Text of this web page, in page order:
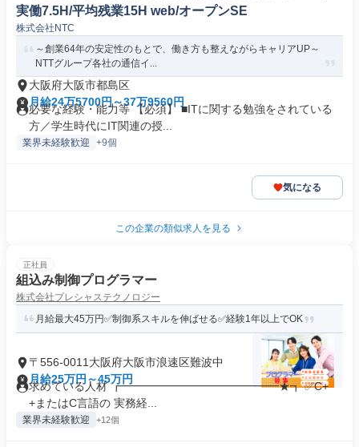
実働7.5H/平均残業15H web/オープンSE
株式会社NTC
～創業64年の安定性のもとで、働き方も整えながらキャリアUP～
NTTグループ各社の通信イ...
大阪府大阪市都島区
月給24万5700円～37万9560円
必要な経験・能力等 【必須】 ■ITに関する勉強をされている
方／学生時代にIT関連の授...
業界未経験歓迎 +9個
気になる
この企業の類似求人を見る
正社員
組込み制御プログラマー
株式会社プレシャステクノロジー
月給最大45万円✅制御系スキルを伸ばせる✅経験1年以上でOK
〒556-0011大阪府大阪市浪速区難波中
月給25万円～45万円
求めている人材 ┏━━━━━━━━━━━━━━★┓ ✅C+
+またはC言語の 実務経...
業界未経験歓迎 +12個